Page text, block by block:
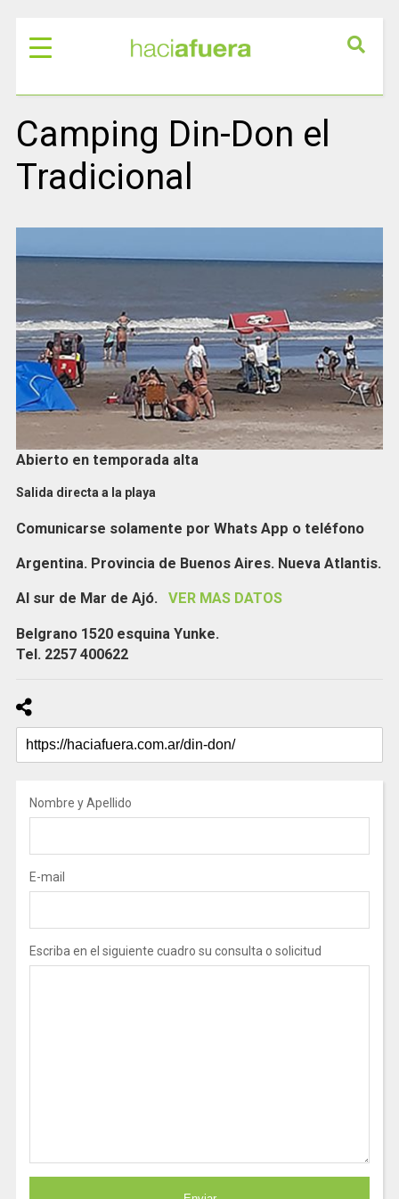
Camping Din-Don el
Tradicional
Abierto en temporada alta
Salida directa a la playa
Comunicarse solamente por Whats App o teléfono
Argentina. Provincia de Buenos Aires. Nueva Atlantis.
Al sur de Mar de Ajó. VER MAS DATOS
Belgrano 1520 esquina Yunke.
Tel. 2257 400622
Nombre y Apellido
E-mail
Escriba en el siguiente cuadro su consulta o solicitud